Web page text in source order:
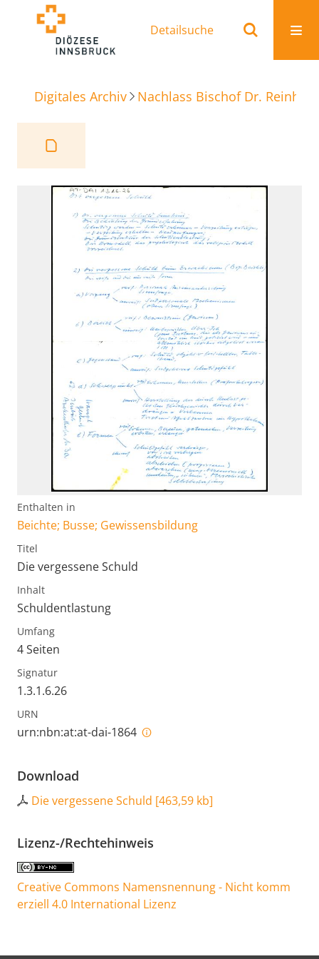
Detailsuche
Digitales Archiv Nachlass Bischof Dr.
Enthalten in
Beichte; Busse; Gewissensbildung
Titel
Die vergessene Schuld
Inhalt
Schuldentlastung
Umfang
4 Seiten
Signatur
1.3.1.6.26
URN
urn:nbn:at:at-dai-1864
Download
Die vergessene Schuld [463,59 kb]
Lizenz-/Rechtehinweis
Creative Commons Namensnennung - Nicht komm
erziell 4.0 International Lizenz